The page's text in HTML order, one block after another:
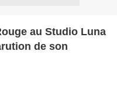
au Studio Luna
de son